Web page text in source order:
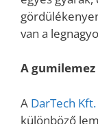
van a
A
A DarTech
különböző